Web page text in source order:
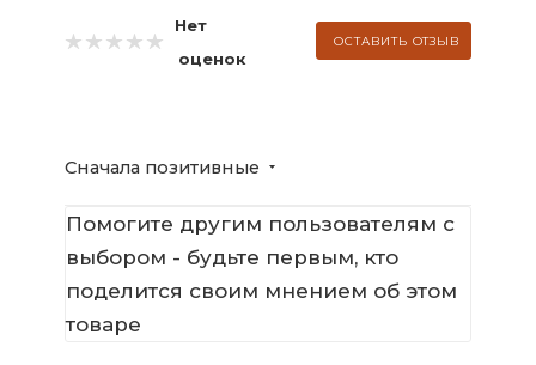
Нет
оценок
ОСТАВИТЬ ОТЗЫВ
Сначала позитивные
Помогите другим пользователям с
выбором - будьте первым, кто
поделится своим мнением об этом
товаре